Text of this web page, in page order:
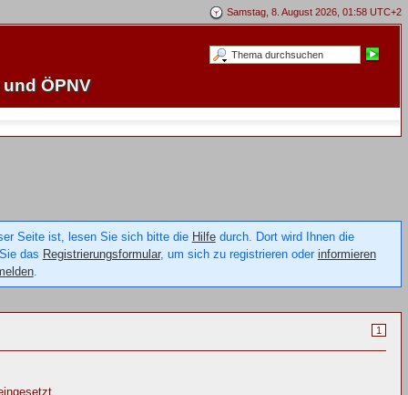
Samstag, 8. August 2026, 01:58 UTC+2
ÖPNV
Seite ist, lesen Sie sich bitte die Hilfedurch. Dort wird Ihnen die
das Registrierungsformular, um sich zu registrieren oder informieren
.
1